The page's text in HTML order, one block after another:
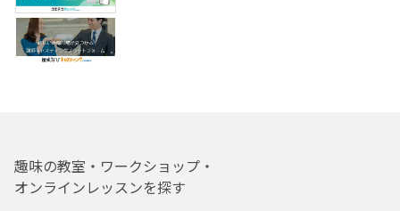
趣味の教室・ワークショップ・
オンラインレッスンを探す